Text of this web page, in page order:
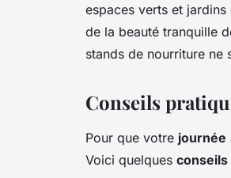
espaces verts et
de la beauté tranquille
stands de nourriture ne
Conseils
Pour que votre journée
Voici quelques conseils